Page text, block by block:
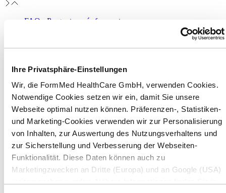
Ihre Privatsphäre-Einstellungen
Wir, die FormMed HealthCare GmbH, verwenden Cookies.
Notwendige Cookies setzen wir ein, damit Sie unsere
Webseite optimal nutzen können. Präferenzen-, Statistiken-
und Marketing-Cookies verwenden wir zur Personalisierung
von Inhalten, zur Auswertung des Nutzungsverhaltens und
zur Sicherstellung und Verbesserung der Webseiten-
Funktionalität. Diese Daten können auch zu
Marketingzwecken an Dritte (Europa) und an Google (USA)
FAQ - Preguntas más frecuentes
Aviso de privacidad
Canal de denuncias
Canal de denuncias para empleados
* Todos los precios incl. IVA más gastos de envío y, en su caso,
gastos de contra reembolso, salvo que se indique lo contrario.
**Para envíos a España, excepto zonas aduaneras especiales. Para
obtener información sobre los plazos de entrega a otros países y el
cálculo de los plazos de envío, consulte aquí:Envíos y costes.
Métodos de pago y envío: